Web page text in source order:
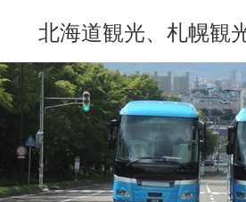
北海道観光、札幌観